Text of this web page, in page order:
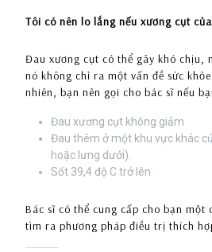
Tôi có nên lo lắng nếu xương cụt
Đau xương cụt có thể gây khó chịu,
nó không chỉ ra một vấn đề sức
nhiên, bạn nên gọi cho bác sĩ nếu
Đau xương cụt không giảm
Đau thêm ở một khu vực khác
hoặc lưng dưới).
Sốt 39,4 độ C trở lên.
Bác sĩ có thể cung cấp cho bạn một
tìm ra phương pháp điều trị thích